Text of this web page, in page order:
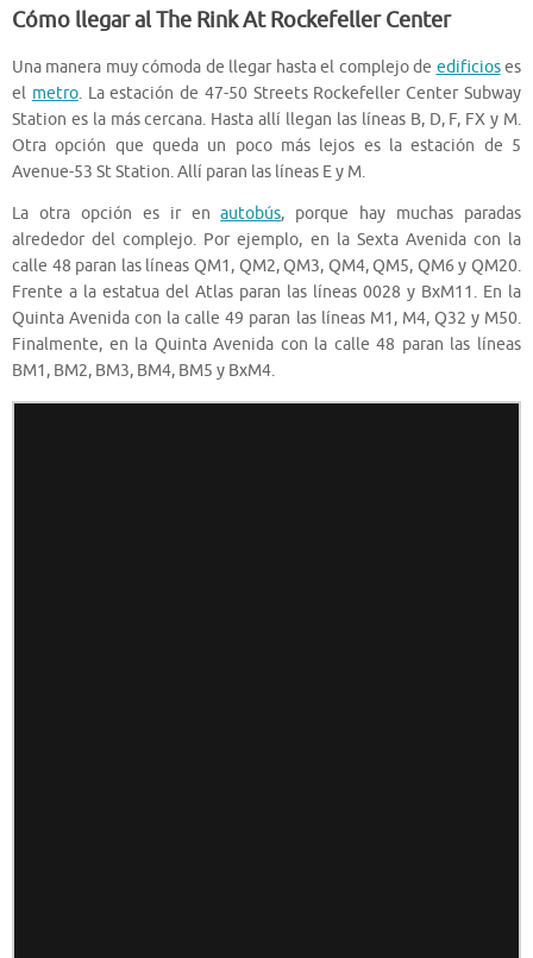
Cómo llegar al The Rink At Rockefeller Center
Una manera muy cómoda de llegar hasta el complejo de edificioses
el metro. La estación de 47-50 Streets Rockefeller Center Subway
Station es la más cercana. Hasta allí llegan las líneas B, D, F, FX y M.
Otra opción que queda un poco más lejos es la estación de 5
Avenue-53 St Station. Allí paran las líneas E y M.
La otra opción es ir enautobús, porque hay muchas paradas
alrededor del complejo. Por ejemplo, en la Sexta Avenida con la
calle 48 paran las líneas QM1, QM2, QM3, QM4,QM5, QM6 yQM20.
Frente a la estatua del Atlas paran las líneas 0028 y BxM11. En la
Quinta Avenida con la calle 49 paran las líneas M1, M4, Q32 y M50.
Finalmente, en la Quinta Avenida con la calle 48 paran las líneas
BM1, BM2, BM3, BM4, BM5 y BxM4.